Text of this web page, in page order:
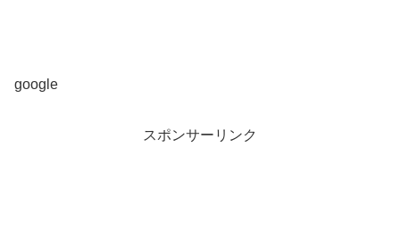
google
スポンサーリンク